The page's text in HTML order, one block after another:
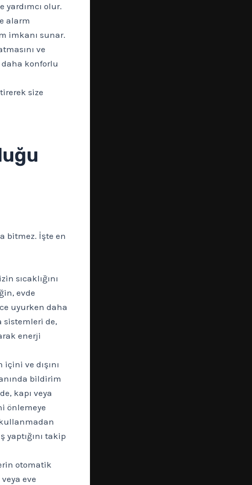
olur.
alarm
imkanı sunar.
ve
konforlu
size
bitmez. İşte en
sıcaklığını
evde
uyurken daha
sistemleri de,
enerji
ve dışını
bildirim
kapı veya
önlemeye
kullanmadan
yaptığını takip
otomatik
eve